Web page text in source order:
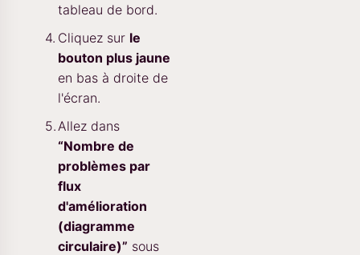
tableau de bord.
Cliquez sur le
bouton plus jaune
en bas à droite de
l'écran.
Allez dans
“Nombre de
problèmes par
flux
d'amélioration
(diagramme
circulaire)” sous